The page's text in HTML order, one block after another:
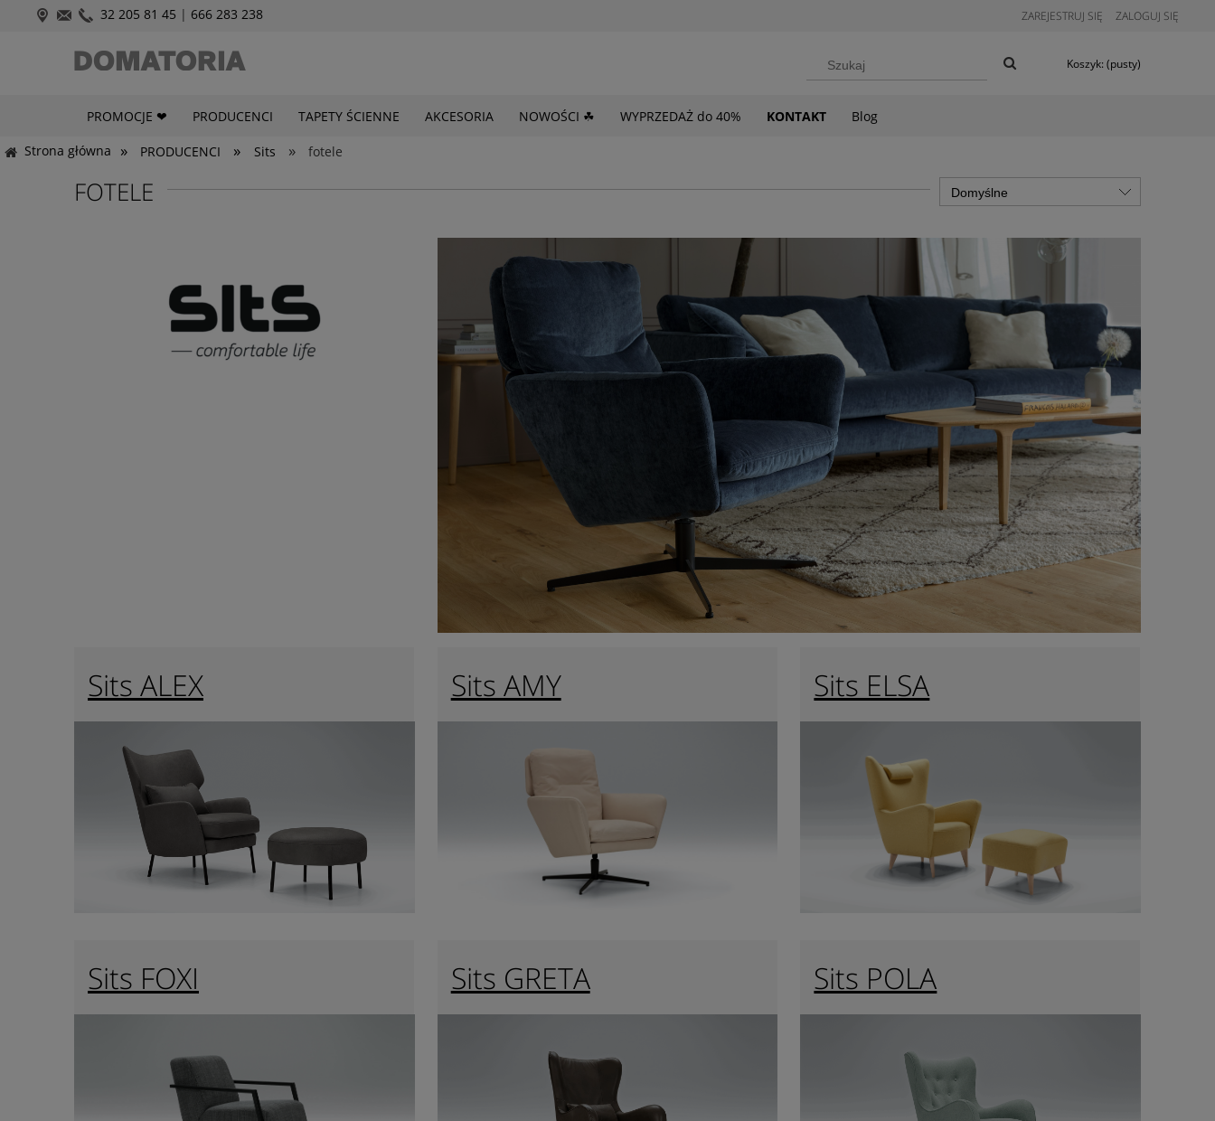
32 205 81 45 | 666 283 238 ZAREJESTRUJ SIĘ ZALOGUJ SIĘ
Koszyk: (pusty)
PROMOCJE ❤ PRODUCENCI TAPETY ŚCIENNE AKCESORIA NOWOŚCI ☘ WYPRZEDAŻ do 40% KONTAKT
Blog
Strona główna
» PRODUCENCI » Sits » fotele
FOTELE
Sits ALEX Sits AMY Sits ELSA
Sits FOXI Sits GRETA Sits POLA